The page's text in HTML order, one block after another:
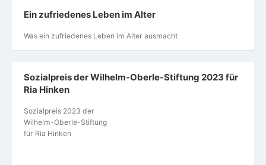
Ein zufriedenes Leben im Alter
Was ein zufriedenes Leben im Alter ausmacht
Sozialpreis der Wilhelm-Oberle-Stiftung 2023 für
Ria Hinken
Sozialpreis 2023 der
Wilhelm-Oberle-Stiftung
für Ria Hinken